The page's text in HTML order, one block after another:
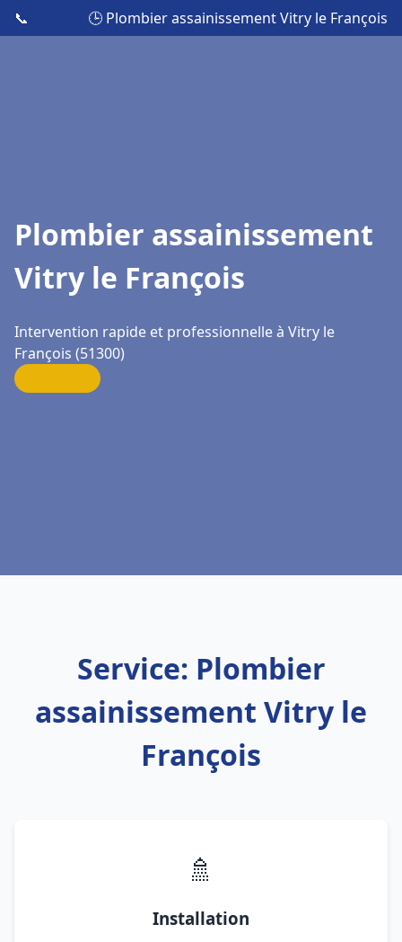
📞 🕒 Plombier assainissement Vitry le François
Plombier assainissement
Vitry le François
Intervention rapide et professionnelle à Vitry le
François (51300)
Service: Plombier
assainissement Vitry le
François
🚿
Installation